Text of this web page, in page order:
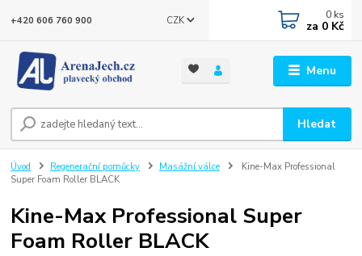
Menu
CZK
Hledat
+420 606 760 900 0 ks
za 0 Kč
Úvod Regenerační pomůcky Masážní válce
Kine-Max Professional
Super Foam Roller BLACK
Kine-Max Professional Super
Foam Roller BLACK